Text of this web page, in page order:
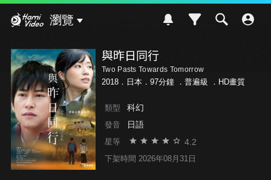
瀏覽
與昨日同行
Two Pasts Towards Tomorrow
2018．日本．97分鐘 ． 普遍級 ．HD畫質
類型 科幻
發音 日語
星等 4.2
下架時間 2026年08月31日